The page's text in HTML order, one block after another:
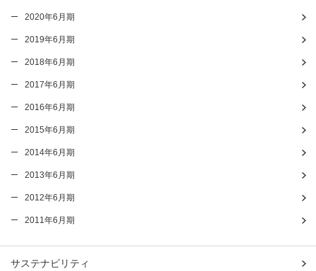
2020年6月期
2019年6月期
2018年6月期
2017年6月期
2016年6月期
2015年6月期
2014年6月期
2013年6月期
2012年6月期
2011年6月期
サステナビリティ